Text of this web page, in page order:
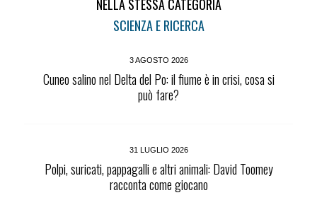
NELLA STESSA CATEGORIA
SCIENZA E RICERCA
3 AGOSTO 2026
Cuneo salino nel Delta del Po: il fiume è in crisi, cosa si
può fare?
31 LUGLIO 2026
Polpi, suricati, pappagalli e altri animali: David Toomey
racconta come giocano